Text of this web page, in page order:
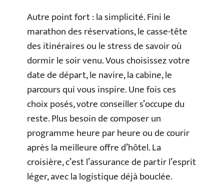
Autre point fort : la simplicité. Fini le
marathon des réservations, le casse-tête
des itinéraires ou le stress de savoir où
dormir le soir venu. Vous choisissez votre
date de départ, le navire, la cabine, le
parcours qui vous inspire. Une fois ces
choix posés, votre conseiller s’occupe du
reste. Plus besoin de composer un
programme heure par heure ou de courir
après la meilleure offre d’hôtel. La
croisière, c’est l’assurance de partir l’esprit
léger, avec la logistique déjà bouclée.